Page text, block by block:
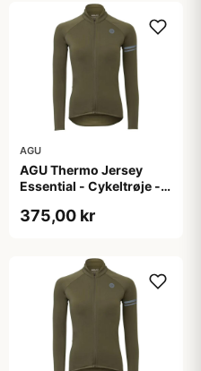
AGU
AGU Thermo Jersey
Essential - Cykeltrøje -
M
375,00 kr